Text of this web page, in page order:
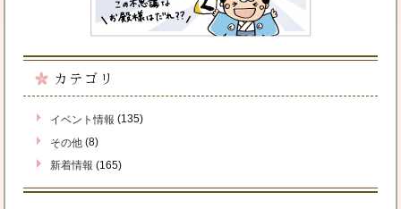
カテゴリ
イベント情報 (135)
その他 (8)
新着情報 (165)